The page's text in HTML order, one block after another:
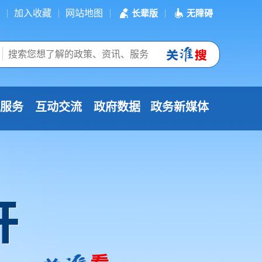
加入收藏 网站地图 长辈版 无障碍
务 互动交流 政府数据 政务新媒体